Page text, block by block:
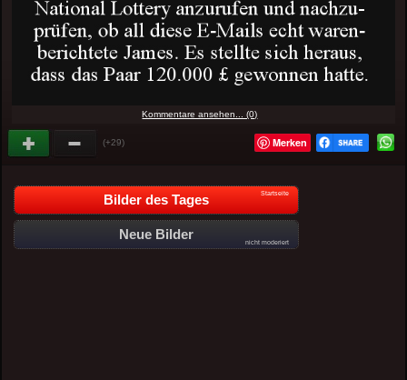
Kommentare ansehen... (0)
(+29) Merken
Bilder des Tages Startseite
Neue Bilder
nicht moderiert